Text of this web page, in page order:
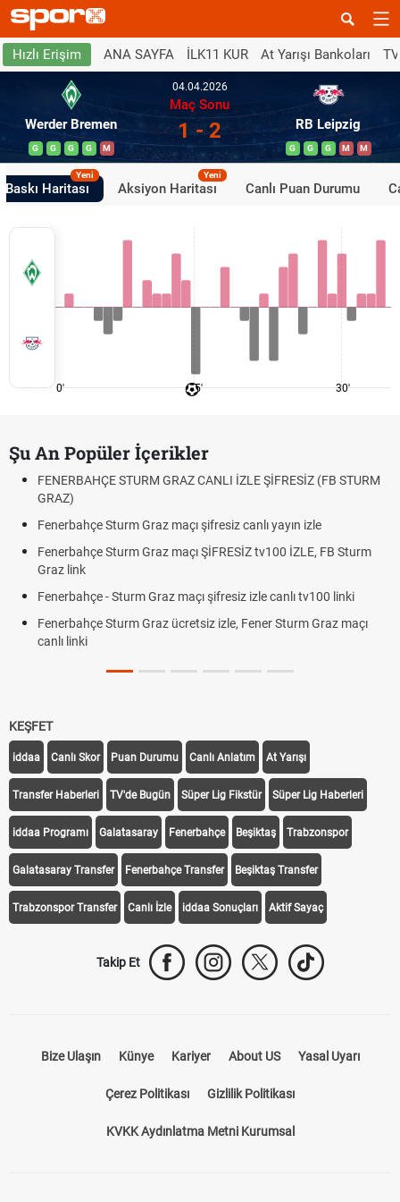
Hızlı Erişim ANA SAYFA İLK11 KUR At Yarışı Bankoları
Werder Bremen
G G G G M
04.04.2026
Maç Sonu
1 - 2 RB Leipzig
G G G M M
Baskı Haritası
Yeni
Aksiyon Haritası
Yeni
Canlı Puan Durumu
0' 15' 30'
Şu An Popüler İçerikler
FENERBAHÇE STURM GRAZ CANLI İZLE ŞİFRESİZ (FB STURM
GRAZ)
Fenerbahçe Sturm Graz maçı şifresiz canlı yayın izle
Fenerbahçe Sturm Graz maçı ŞİFRESİZ tv100 İZLE, FB Sturm
Graz link
Fenerbahçe - Sturm Graz maçı şifresiz izle canlı tv100 linki
Fenerbahçe Sturm Graz ücretsiz izle, Fener Sturm Graz maçı
canlı linki
KEŞFET
iddaa Canlı Skor Puan Durumu Canlı Anlatım At Yarışı
Transfer Haberleri TV'de Bugün Süper Lig Fikstür Süper Lig Haberleri
iddaa Programı Galatasaray Fenerbahçe Beşiktaş Trabzonspor
Galatasaray Transfer Fenerbahçe Transfer Beşiktaş Transfer
Trabzonspor Transfer Canlı İzle iddaa Sonuçları Aktif Sayaç
Takip Et
Bize Ulaşın Künye Kariyer About US Yasal Uyarı
Çerez Politikası Gizlilik Politikası
KVKK Aydınlatma Metni Kurumsal